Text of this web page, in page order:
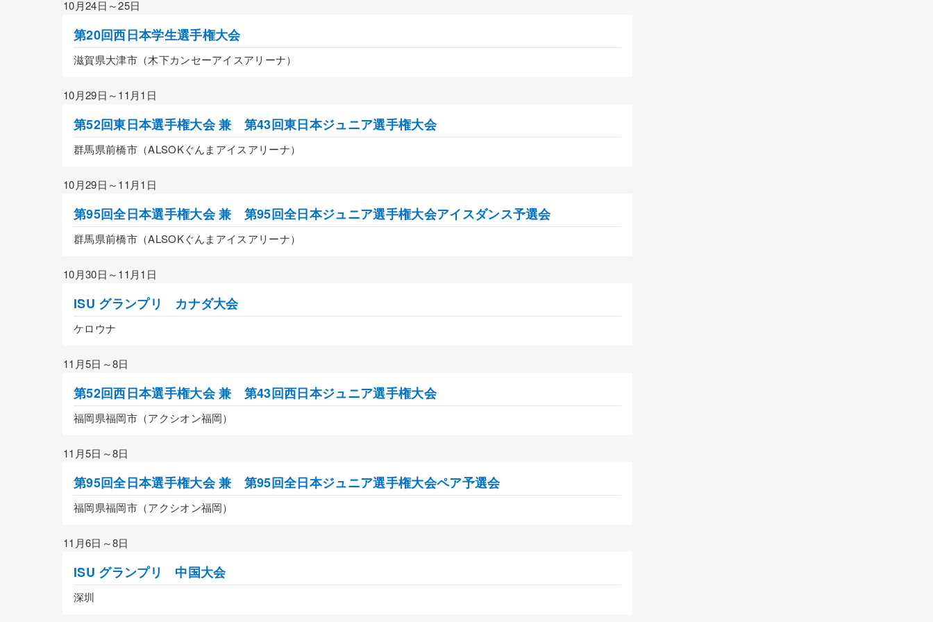
10月24日～25日
第20回西日本学生選手権大会
滋賀県大津市（木下カンセーアイスアリーナ）
10月29日～11月1日
第52回東日本選手権大会 兼 第43回東日本ジュニア選手権大会
群馬県前橋市（ALSOKぐんまアイスアリーナ）
10月29日～11月1日
第95回全日本選手権大会 兼 第95回全日本ジュニア選手権大会アイスダンス予選会
群馬県前橋市（ALSOKぐんまアイスアリーナ）
10月30日～11月1日
ISU グランプリ カナダ大会
ケロウナ
11月5日～8日
第52回西日本選手権大会 兼 第43回西日本ジュニア選手権大会
福岡県福岡市（アクシオン福岡）
11月5日～8日
第95回全日本選手権大会 兼 第95回全日本ジュニア選手権大会ペア予選会
福岡県福岡市（アクシオン福岡）
11月6日～8日
ISU グランプリ 中国大会
深圳